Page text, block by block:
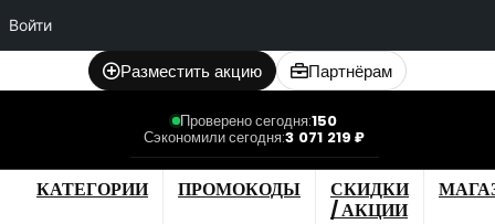
Войти
Разместить акцию Партнёрам
Проверено сегодня:150
Сэкономили сегодня:3 071 219 ₽
КАТЕГОРИИ ПРОМОКОДЫ
СКИДКИ
/ АКЦИИ